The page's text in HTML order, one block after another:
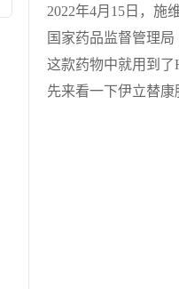
2022年4月15日，施
国家药品监督管理局
这款药物中就用到了
先来看一下伊立替